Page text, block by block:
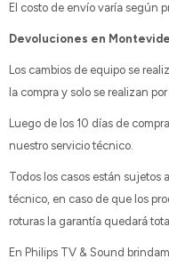
El costo de envío varía según
Devoluciones en
Los cambios de equipo se
la compra y solo se realizan
Luego de los 10 días de
nuestro servicio técnico.
Todos los casos están sujetos
técnico, en caso de que los
roturas la garantía quedará
En Philips TV & Sound